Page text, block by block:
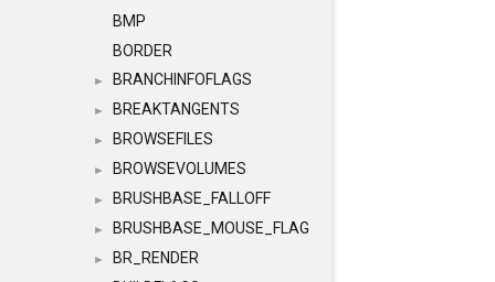
BMP
BORDER
► BRANCHINFOFLAGS
► BREAKTANGENTS
► BROWSEFILES
► BROWSEVOLUMES
► BRUSHBASE_FALLOFF
► BRUSHBASE_MOUSE_FLAG
► BR_RENDER